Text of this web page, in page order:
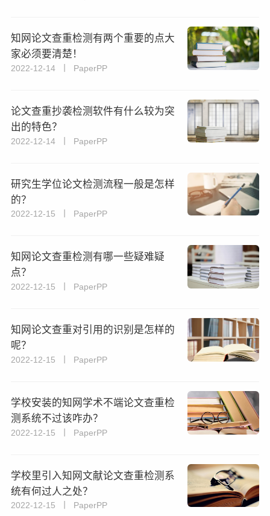
知网论文查重检测有两个重要的点大
家必须要清楚！
2022-12-14 丨 PaperPP
论文查重抄袭检测软件有什么较为突
出的特色？
2022-12-14 丨 PaperPP
研究生学位论文检测流程一般是怎样
的？
2022-12-15 丨 PaperPP
知网论文查重检测有哪一些疑难疑
点？
2022-12-15 丨 PaperPP
知网论文查重对引用的识别是怎样的
呢？
2022-12-15 丨 PaperPP
学校安装的知网学术不端论文查重检
测系统不过该咋办？
2022-12-15 丨 PaperPP
学校里引入知网文献论文查重检测系
统有何过人之处？
2022-12-15 丨 PaperPP